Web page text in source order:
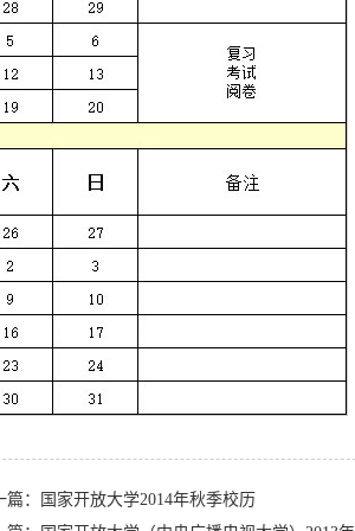
篇：国家开放大学2014年秋季校历